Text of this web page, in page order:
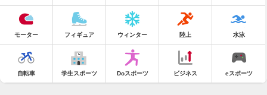
モーター フィギュア ウィンター 陸上 水泳
自転車 学生スポーツ Doスポーツ ビジネス eスポーツ